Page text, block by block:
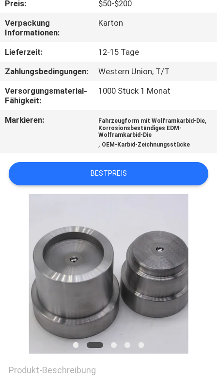
AUSFLUG
QUALITÄTSKONTROLLE
TRETEN
SIE
VERBINDUNG
NACHRICHTEN
FORDERN
SIE EIN
ZITAT
SITEMAP
DATENSCHUTZRICHTLINIE
Preis:
$50-$200
Verpackung
Informationen:
Karton
Lieferzeit:
12-15 Tage
Zahlungsbedingungen:
Western Union, T/T
Versorgungsmaterial-
Fähigkeit:
1000 Stück 1 Monat
Markieren: Fahrzeugform mit Wolframkarbid-Die,
Korrosionsbeständiges EDM-
Wolframkarbid-Die
, OEM-Karbid-Zeichnungsstücke
BESTPREIS
Produkt-Beschreibung